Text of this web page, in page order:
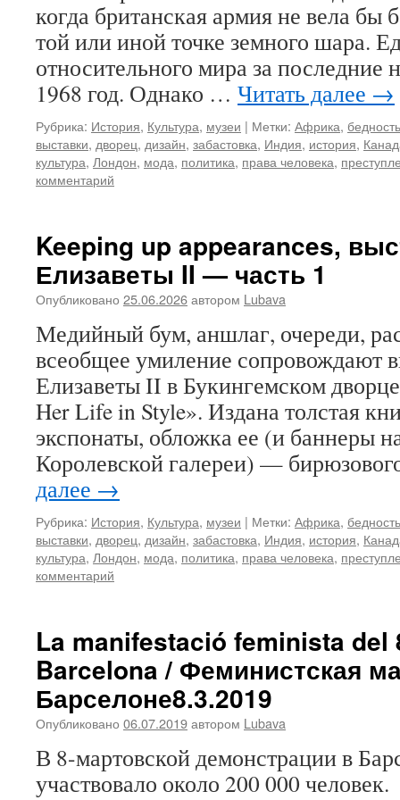
когда британская армия не вела бы
той или иной точке земного шара.
относительного мира за последние
1968 год. Однако … Читать далее →
Рубрика: История, Культура, музеи | Метки: Африка, бедность
выставки, дворец, дизайн, забастовка, Индия, история,
культура, Лондон, мода, политика, права человека,
комментарий
Keeping up appearances,
Елизаветы II — часть 1
Опубликовано 25.06.2026автором Lubava
Медийный бум, аншлаг, очереди,
всеобщее умиление сопровождают
Елизаветы II в Букингемском
Her Life in Style». Издана толстая
экспонаты, обложка ее (и баннеры
Королевской галереи) —
далее →
Рубрика: История, Культура, музеи | Метки: Африка, бедность
выставки, дворец, дизайн, забастовка, Индия, история,
культура, Лондон, мода, политика, права человека,
комментарий
La manifestació feminista del
Barcelona / Феминистская
Барселоне8.3.2019
Опубликовано 06.07.2019автором Lubava
В 8-мартовской демонстрации в
участвовало около 200 000 человек.